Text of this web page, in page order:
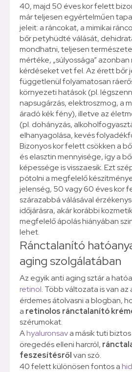
40, majd 50 éves kor felett
már teljesen egyértelműen
jeleit: a ráncokat, a mimikai
bőr petyhüdté válását,
mondhatni, teljesen
mértéke, „súlyossága”
kérdéseket vet fel. Az érett bőr
függetlenül folyamatosan
környezeti hatások (pl.
napsugárzás, elektroszmog, a
áradó kék fény), illetve az
(pl. dohányzás,
elhanyagolása, kevés
Bizonyos kor felett csökken a
és elasztin mennyisége, így a
képessége is visszaesik. Ezt
pótolni a megfelelő
jelenség, 50 vagy 60 éves kor
szárazabbá válásával
időjárásra, akár korábbi
megfelelő ápolás hiányában
lehet.
Ránctalanító
aging szolgálatában
Az egyik anti aging sztár a
retinol. Több változata is van az
érdemes átolvasni a blogban,
a retinolos ránctalanító
szérumokat.
Ahyaluronsava másik tuti
öregedés elleni harcról,
feszesítésrőlvan szó.
40 felett különösen fontos a